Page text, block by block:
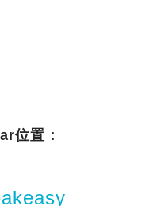
位置：